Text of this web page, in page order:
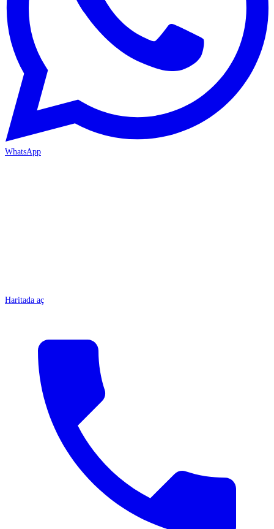
WhatsApp
Haritada aç